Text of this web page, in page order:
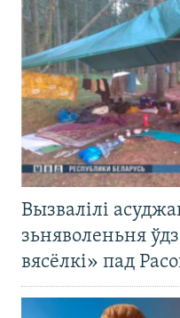
Вызвалілі
зьняволеньня
вясёлкі» пад